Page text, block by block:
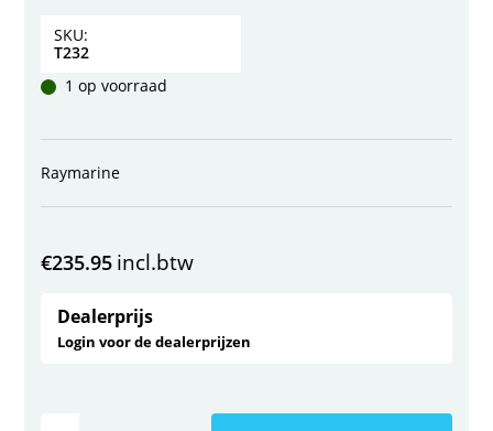
SKU:
T232
1 op voorraad
Raymarine
€235.95 incl.btw
Dealerprijs
Login voor de dealerprijzen